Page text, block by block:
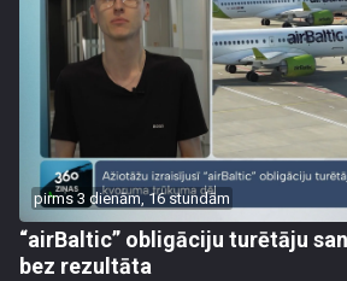
pirms 3 dienām, 16 stundām
“airBaltic” obligāciju turētāju
bez rezultāta